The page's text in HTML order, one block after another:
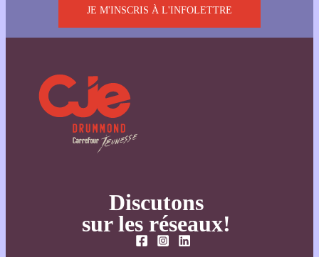
JE M'INSCRIS À L'INFOLETTRE
Discutons
sur les réseaux!